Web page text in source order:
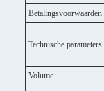
Betalingsvoorwaarden
Technische parameters
Volume